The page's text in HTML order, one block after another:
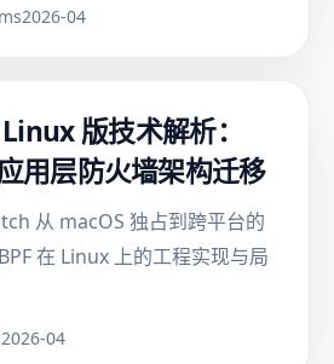
2026-04
版技术解析：
用层防火墙架构迁移
从 macOS 独占到跨平台的
在 Linux 上的工程实现与局
2026-04